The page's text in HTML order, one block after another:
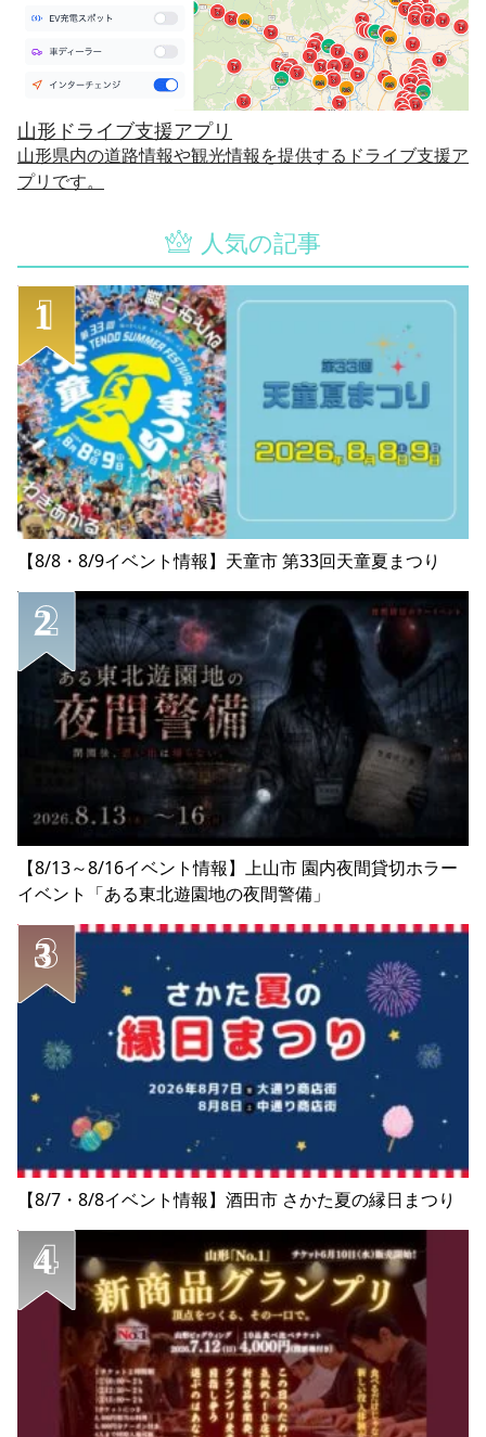
山形ドライブ支援アプリ
山形県内の道路情報や観光情報を提供するドライブ支援ア
プリです。
人気の記事
【8/8・8/9イベント情報】天童市 第33回天童夏まつり
【8/13～8/16イベント情報】上山市 園内夜間貸切ホラー
イベント「ある東北遊園地の夜間警備」
【8/7・8/8イベント情報】酒田市 さかた夏の縁日まつり